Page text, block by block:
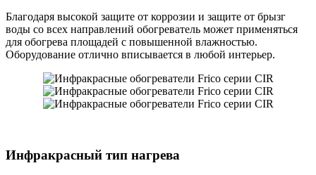
Благодаря высокой защите от коррозии и защите от брызг
воды со всех направлений обогреватель может применяться
для обогрева площадей с повышенной влажностью.
Оборудование отлично вписывается в любой интерьер.
Инфракрасный тип нагрева